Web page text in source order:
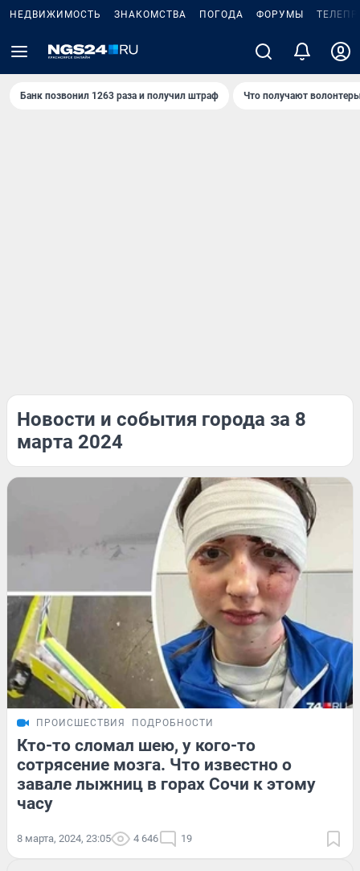
НЕДВИЖИМОСТЬ ЗНАКОМСТВА ПОГОДА ФОРУМЫ
Банк позвонил 1263 раза и получил штраф Что получают
Новости и события города за 8
марта 2024
ПРОИСШЕСТВИЯ ПОДРОБНОСТИ
Кто-то сломал шею, у кого-то
сотрясение мозга. Что известно о
завале лыжниц в горах Сочи к этому
часу
8 марта, 2024, 23:05 4 646 19